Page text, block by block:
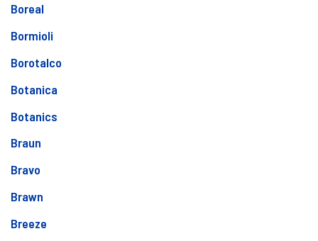
Boreal
Bormioli
Borotalco
Botanica
Botanics
Braun
Bravo
Brawn
Breeze